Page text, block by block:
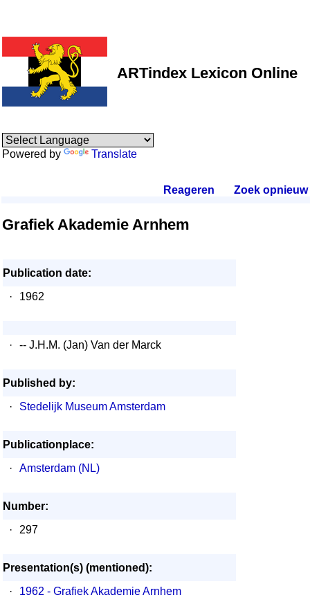
ARTindex Lexicon Online
Powered by Translate
Reageren Zoek opnieuw.
Grafiek Akademie Arnhem
Publication date:
·
1962
· -- J.H.M. (Jan) Van der Marck
Published by:
·
Stedelijk Museum Amsterdam
Publicationplace:
·
Amsterdam (NL)
Number:
·
297
Presentation(s) (mentioned):
·
1962 - Grafiek Akademie Arnhem